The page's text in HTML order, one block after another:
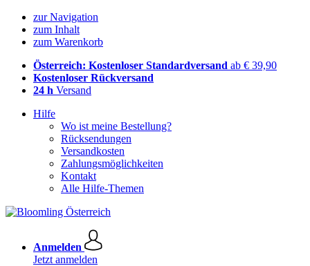
zur Navigation
zum Inhalt
zum Warenkorb
Österreich: Kostenloser Standardversand ab € 39,90
Kostenloser Rückversand
24 h Versand
Hilfe
Wo ist meine Bestellung?
Rücksendungen
Versandkosten
Zahlungsmöglichkeiten
Kontakt
Alle Hilfe-Themen
Anmelden
Jetzt anmelden